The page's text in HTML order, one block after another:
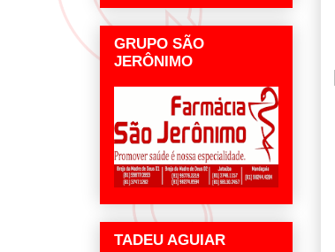
GRUPO SÃO
JERÔNIMO
TADEU AGUIAR